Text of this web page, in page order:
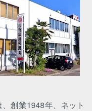
創業1948年、ネット